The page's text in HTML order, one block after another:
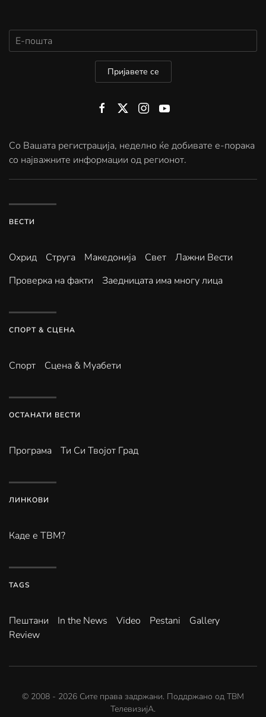
Пријавете се
Со Вашата регистрација, неделно ќе добивате е-порака
со најважните информации од регионот.
ВЕСТИ
Охрид Струга Македонија Свет
Лажни Вести
Проверка на факти
Заедницата има многу лица
СПОРТ & СЦЕНА
Спорт Сцена & Муабети
ОСТАНАТИ ВЕСТИ
Програма Ти Си Твојот Град
ЛИНКОВИ
Каде е ТВМ?
TAGS
Пештани In the News Video Pestani
Gallery
Review
© 2008 - 2026 Сите права задржани. Поддржано од ТВМ
ТелевизијА.